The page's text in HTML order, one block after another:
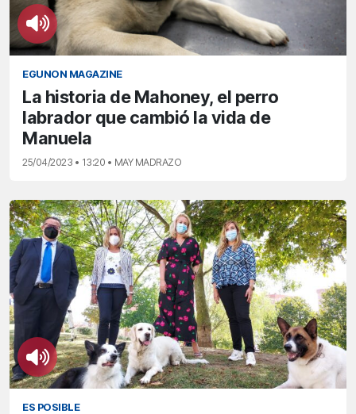
EGUNON MAGAZINE
La historia de Mahoney, el perro
labrador que cambió la vida de
Manuela
25/04/2023 • 13:20 • MAY MADRAZO
ES POSIBLE